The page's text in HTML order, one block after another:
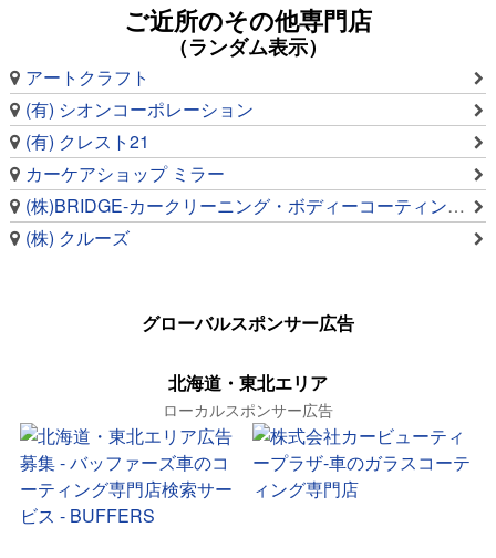
ご近所のその他専門店
（ランダム表示）
アートクラフト
(有) シオンコーポレーション
(有) クレスト21
カーケアショップ ミラー
(株)BRIDGE-カークリーニング・ボディーコーティング専門店
(株) クルーズ
グローバルスポンサー広告
北海道・東北エリア
ローカルスポンサー広告